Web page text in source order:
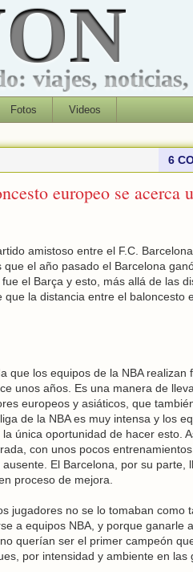
viajes,
Fotos Videos
6
europeo se acerca
amistoso entre el F.C.
el año pasado el Barcelona
el Barça y esto, más allá de las
la distancia entre el baloncesto
que los equipos de la NBA realizan
unos años. Es una manera de
europeos y asiáticos, que
de la NBA es muy intensa y los
única oportunidad de hacer esto.
con unos pocos
El Barcelona, por su parte,
proceso de mejora.
jugadores no se lo tomaban como
a equipos NBA, y porque ganarle
querían ser el primer campeón
por intensidad y ambiente en las